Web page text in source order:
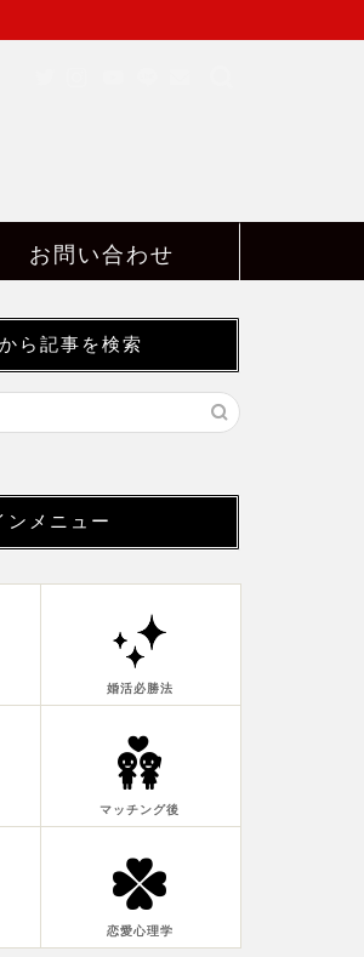
お問い合わせ
ら記事を検索
ンメニュー
婚活必勝法
マッチング後
恋愛心理学